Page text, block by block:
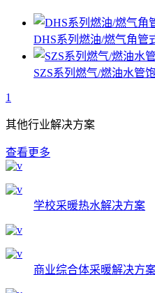
DHS系列燃油/燃气角管
SZS系列燃气/燃油水管
1
其他行业解决方案
查看更多
学校采暖热水解决方案
商业综合体采暖解决方